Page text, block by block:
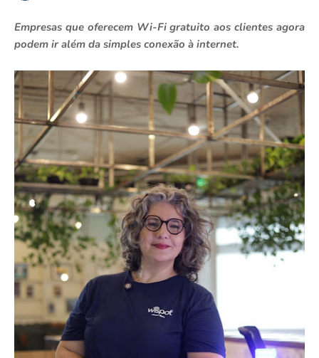
Empresas que oferecem Wi-Fi gratuito aos clientes agora
podem ir além da simples conexão à internet.